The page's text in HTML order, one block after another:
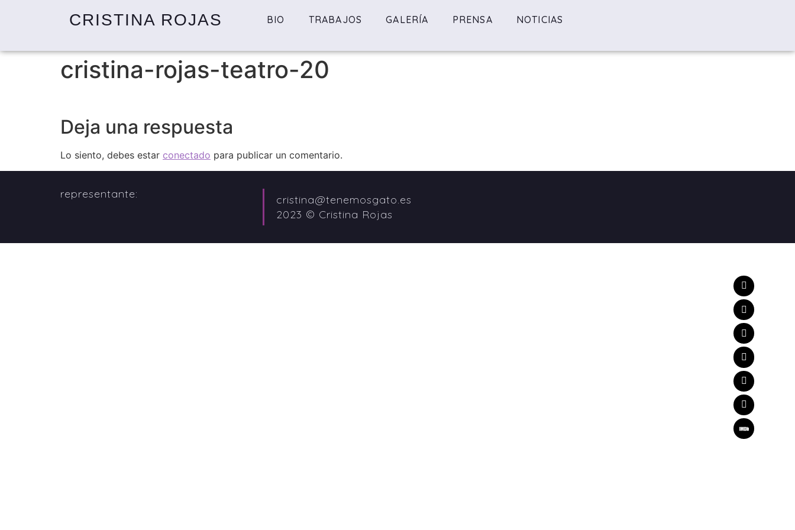
CRISTINA ROJAS BIO TRABAJOS GALERÍA PRENSA NOTICIAS
cristina-rojas-teatro-20
Deja una respuesta
Lo siento, debes estar conectado para publicar un comentario.
representante:
cristina@tenemosgato.es
2023 © Cristina Rojas